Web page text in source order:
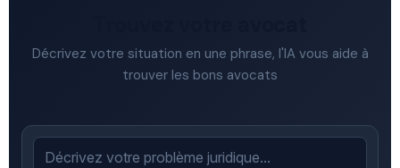
Décrivez votre situation en une phrase, l'IA vous aide à
trouver les bons avocats